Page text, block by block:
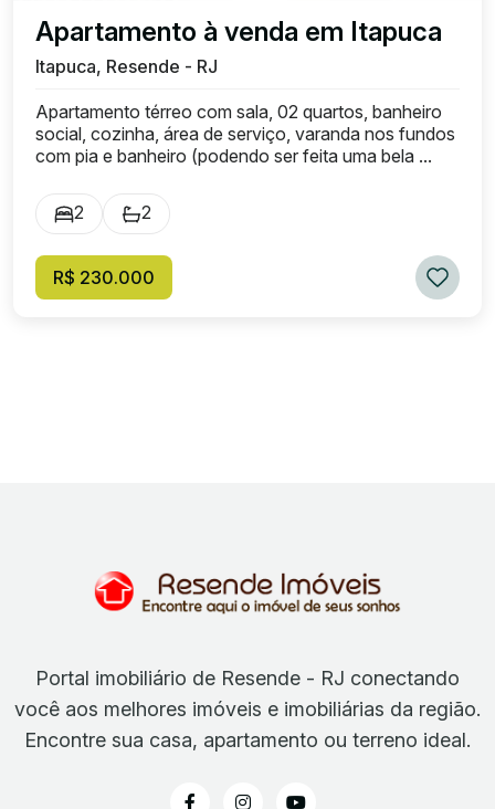
Apartamento à venda em Itapuca
Itapuca, Resende - RJ
Apartamento térreo com sala, 02 quartos, banheiro
social, cozinha, área de serviço, varanda nos fundos
com pia e banheiro (podendo ser feita uma bela ...
2 2
R$ 230.000
Portal imobiliário de Resende - RJ conectando
você aos melhores imóveis e imobiliárias da região.
Encontre sua casa, apartamento ou terreno ideal.